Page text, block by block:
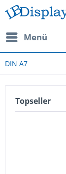
Menü
DIN A7
Topseller